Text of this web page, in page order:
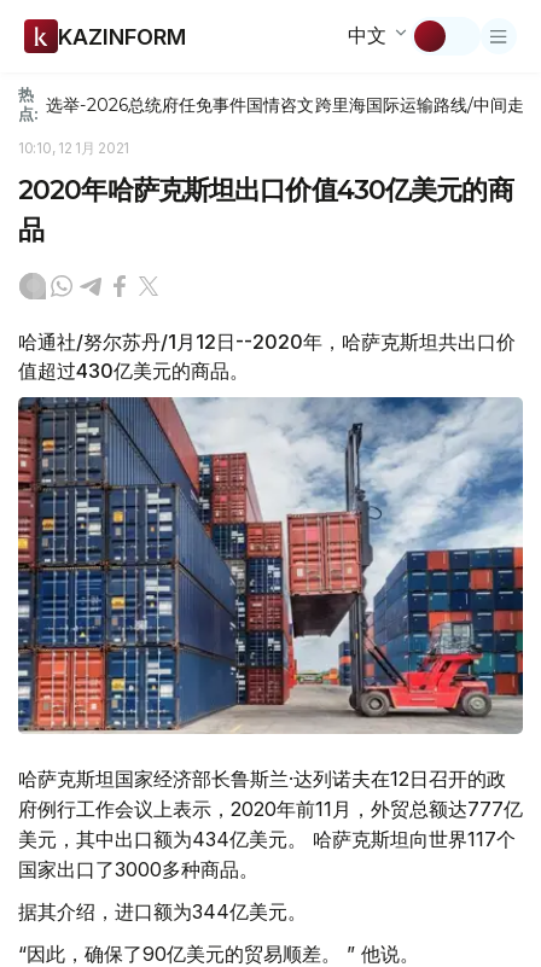
KAZINFORM 中文
热
点: 选举-2026总统府任免事件国情咨文跨里海国际运输路线/中间走廊
10:10, 12 1月 2021
2020年哈萨克斯坦出口价值430亿美元的商
品
哈通社/努尔苏丹/1月12日--2020年，哈萨克斯坦共出口价
值超过430亿美元的商品。
哈萨克斯坦国家经济部长鲁斯兰·达列诺夫在12日召开的政
府例行工作会议上表示，2020年前11月，外贸总额达777亿
美元，其中出口额为434亿美元。 哈萨克斯坦向世界117个
国家出口了3000多种商品。
据其介绍，进口额为344亿美元。
“因此，确保了90亿美元的贸易顺差。 ” 他说。